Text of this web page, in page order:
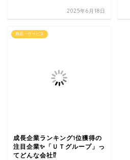
2025年6月18日
商品・サービス
成長企業ランキング1位獲得の
注目企業✨「ＵＴグループ」っ
てどんな会社⁉️